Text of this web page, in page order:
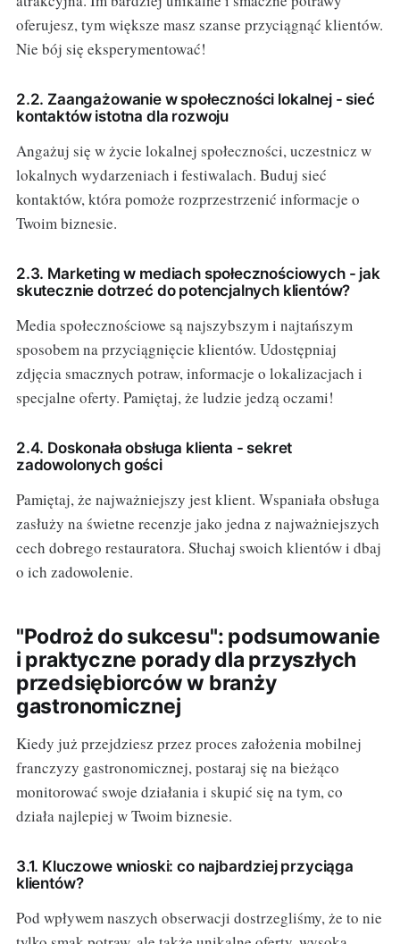
oferujesz, tym większe masz szanse przyciągnąć klientów.
Nie bój się eksperymentować!
2.2. Zaangażowanie w społeczności lokalnej - sieć
kontaktów istotna dla rozwoju
Angażuj się w życie lokalnej społeczności, uczestnicz w
lokalnych wydarzeniach i festiwalach. Buduj sieć
kontaktów, która pomoże rozprzestrzenić informacje o
Twoim biznesie.
2.3. Marketing w mediach społecznościowych - jak
skutecznie dotrzeć do potencjalnych klientów?
Media społecznościowe są najszybszym i najtańszym
sposobem na przyciągnięcie klientów. Udostępniaj
zdjęcia smacznych potraw, informacje o lokalizacjach i
specjalne oferty. Pamiętaj, że ludzie jedzą oczami!
2.4. Doskonała obsługa klienta - sekret
zadowolonych gości
Pamiętaj, że najważniejszy jest klient. Wspaniała obsługa
zasłuży na świetne recenzje jako jedna z najważniejszych
cech dobrego restauratora. Słuchaj swoich klientów i dbaj
o ich zadowolenie.
"Podroż do sukcesu": podsumowanie
i praktyczne porady dla przyszłych
przedsiębiorców w branży
gastronomicznej
Kiedy już przejdziesz przez proces założenia mobilnej
franczyzy gastronomicznej, postaraj się na bieżąco
monitorować swoje działania i skupić się na tym, co
działa najlepiej w Twoim biznesie.
3.1. Kluczowe wnioski: co najbardziej przyciąga
klientów?
Pod wpływem naszych obserwacji dostrzegliśmy, że to nie